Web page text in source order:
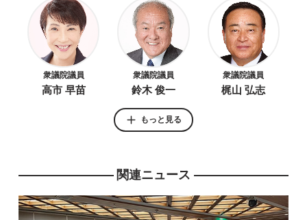
衆議院議員
高市 早苗
衆議院議員
鈴木 俊一
衆議院議員
梶山 弘志
いそざき 仁彦 松山 政司 石井 準一
もっと見る
関連ニュース